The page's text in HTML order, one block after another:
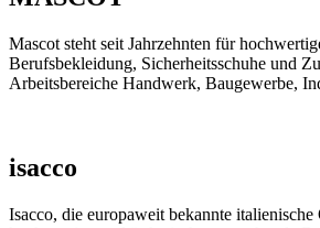
Mascot steht seit Jahrzehnten für
Berufsbekleidung, Sicherheitsschuhe und
Arbeitsbereiche Handwerk, Baugewerbe,
isacco
Isacco, die europaweit bekannte italienische